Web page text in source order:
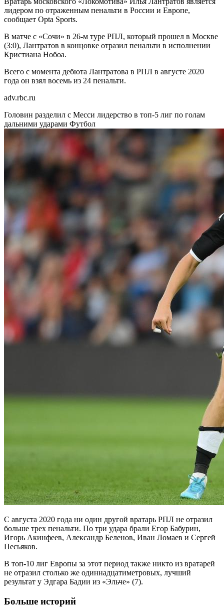
лидером по отраженным пенальти в России и Европе,
сообщает Opta Sports.
В матче с «Сочи» в 26-м туре РПЛ, который прошел в Москве
(3:0), Лантратов в концовке отразил пенальти в исполнении
Кристиана Нобоа.
Всего с момента дебюта Лантратова в РПЛ в августе 2020
года он взял восемь из 24 пенальти.
adv.rbc.ru
Головин разделил с Месси лидерство в топ-5 лиг по голам
дальними ударами Футбол
С августа 2020 года ни один другой вратарь РПЛ не отразил
больше трех пенальти. По три удара брали Егор Бабурин,
Игорь Акинфеев, Александр Беленов, Иван Ломаев и Сергей
Песьяков.
В топ-10 лиг Европы за этот период также никто из вратарей
не отразил столько же одиннадцатиметровых, лучший
результат у Эдгара Бадии из «Эльче» (7).
Больше историй